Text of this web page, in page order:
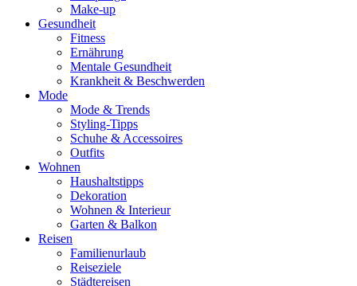
Make-up
Gesundheit
Fitness
Ernährung
Mentale Gesundheit
Krankheit & Beschwerden
Mode
Mode & Trends
Styling-Tipps
Schuhe & Accessoires
Outfits
Wohnen
Haushaltstipps
Dekoration
Wohnen & Interieur
Garten & Balkon
Reisen
Familienurlaub
Reiseziele
Städtereisen